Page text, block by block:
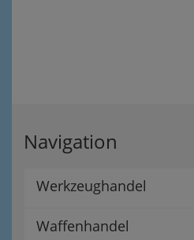
Navigation
Werkzeughandel
Waffenhandel